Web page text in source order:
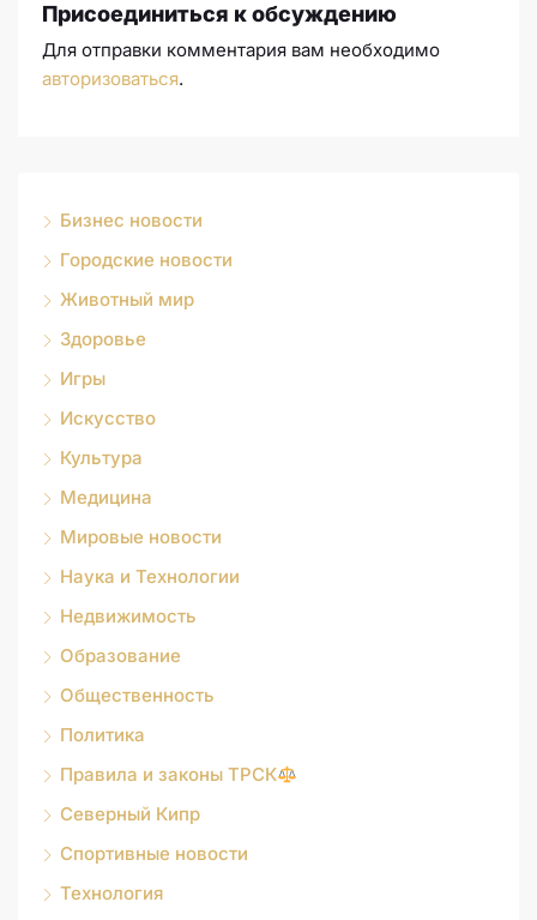
Присоединиться к обсуждению
Для отправки комментария вам необходимо
авторизоваться.
Бизнес новости
Городские новости
Животный мир
Здоровье
Игры
Искусство
Культура
Медицина
Мировые новости
Наука и Технологии
Недвижимость
Образование
Общественность
Политика
Правила и законы ТРСК
Северный Кипр
Спортивные новости
Технология